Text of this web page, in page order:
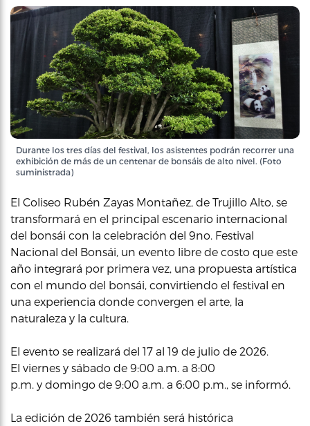
Durante los tres días del festival, los asistentes podrán recorrer una
exhibición de más de un centenar de bonsáis de alto nivel. (Foto
suministrada)
El Coliseo Rubén Zayas Montañez, de Trujillo Alto, se
transformará en el principal escenario internacional
del bonsái con la celebración del 9no. Festival
Nacional del Bonsái, un evento libre de costo que este
año integrará por primera vez, una propuesta artística
con el mundo del bonsái, convirtiendo el festival en
una experiencia donde convergen el arte, la
naturaleza y la cultura.
El evento se realizará del 17 al 19 de julio de 2026.
El viernes y sábado de 9:00 a.m. a 8:00
p.m. y domingo de 9:00 a.m. a 6:00 p.m., se informó.
La edición de 2026 también será histórica